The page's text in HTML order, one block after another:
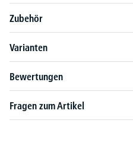
Zubehör
Varianten
Bewertungen
Fragen zum Artikel